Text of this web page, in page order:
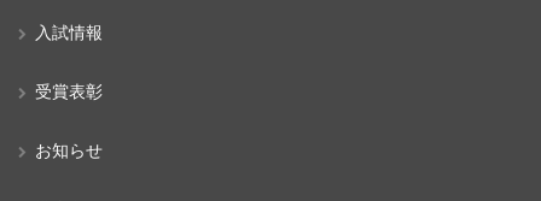
入試情報
受賞表彰
お知らせ